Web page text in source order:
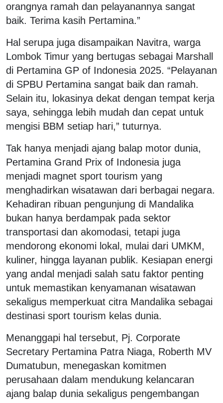
orangnya ramah dan pelayanannya sangat
baik. Terima kasih Pertamina.”
Hal serupa juga disampaikan Navitra, warga
Lombok Timur yang bertugas sebagai Marshall
di Pertamina GP of Indonesia 2025. “Pelayanan
di SPBU Pertamina sangat baik dan ramah.
Selain itu, lokasinya dekat dengan tempat kerja
saya, sehingga lebih mudah dan cepat untuk
mengisi BBM setiap hari,” tuturnya.
Tak hanya menjadi ajang balap motor dunia,
Pertamina Grand Prix of Indonesia juga
menjadi magnet sport tourism yang
menghadirkan wisatawan dari berbagai negara.
Kehadiran ribuan pengunjung di Mandalika
bukan hanya berdampak pada sektor
transportasi dan akomodasi, tetapi juga
mendorong ekonomi lokal, mulai dari UMKM,
kuliner, hingga layanan publik. Kesiapan energi
yang andal menjadi salah satu faktor penting
untuk memastikan kenyamanan wisatawan
sekaligus memperkuat citra Mandalika sebagai
destinasi sport tourism kelas dunia.
Menanggapi hal tersebut, Pj. Corporate
Secretary Pertamina Patra Niaga, Roberth MV
Dumatubun, menegaskan komitmen
perusahaan dalam mendukung kelancaran
ajang balap dunia sekaligus pengembangan